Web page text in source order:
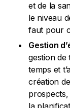
et de la
le niveau
faut pour
Gestion
gestion de
temps et
création
prospects,
la